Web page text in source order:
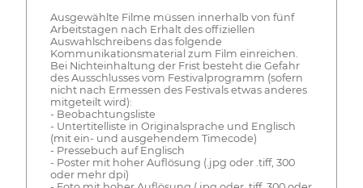
Ausgewählte Filme müssen innerhalb von fünf
Arbeitstagen nach Erhalt des offiziellen
Auswahlschreibens das folgende
Kommunikationsmaterial zum Film einreichen.
Bei Nichteinhaltung der Frist besteht die Gefahr
des Ausschlusses vom Festivalprogramm (sofern
nicht nach Ermessen des Festivals etwas anderes
mitgeteilt wird):
- Beobachtungsliste
- Untertitelliste in Originalsprache und Englisch
(mit ein- und ausgehendem Timecode)
- Pressebuch auf Englisch
- Poster mit hoher Auflösung (.jpg oder .tiff, 300
oder mehr dpi)